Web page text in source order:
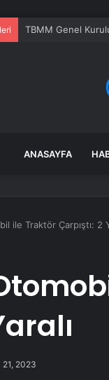
TBMM Genel
ANASAYFA
ile Traktör Çarpıştı: 2
21, 2023